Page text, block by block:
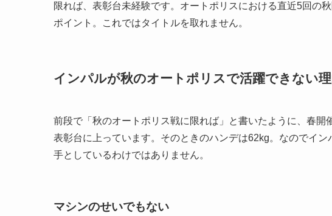
限れば、表彰台未経験です。オートポリスにおける直近5回の
ポイント。これではタイトルを取れません。
インパルが秋のオートポリスで活躍できない
前段で「秋のオートポリス戦に限れば」と書いたように、春
表彰台に上っています。そのときのハンデは62kg。なのでイ
手としているわけではありません。
マシンのせいでもない